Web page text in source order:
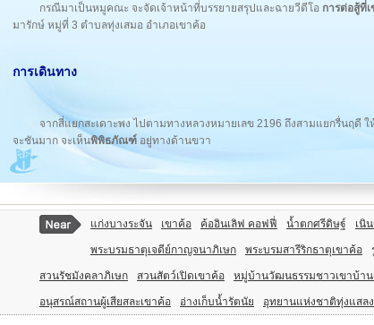
กรณีมาเป็นหมูคณะ จะจัดเจ้าหน้าที่บรรยายสรุปและฉายวีดีโอ การต่อสู้ที่
มารักษ์ หมู่ที่ 3 ตำบลทุ่งเสมอ อำเภอเขาค้อ
การเดินทาง
จากสี่แยกสะเดาะพง ไปตามทางหลวงหมายเลข 2196 ถึงสามแยกรื่นฤดี
จะชันมาก จะเห็นพิพิธภัณฑ์ อยู่ทางด้านขวา
แก่งบางระจัน เขาค้อ ค้ออินเลิฟ คอฟฟี่ น้ำตกศรีดิษฐ์ เนิ
พระบรมธาตุเจดีย์กาญจนาภิเษก พระบรมสารีริกธาตุเขาค้อ
สวนรัชมังคลาภิเษก สวนสัตว์เปิดเขาค้อ หมู่บ้านวัฒนธรรมชาวเขาบ้าน
อนุสรณ์สถานผู้เสียสละเขาค้อ อ่างเก็บน้ำรัตนัย อุทยานแห่งชาติทุ่งแสล